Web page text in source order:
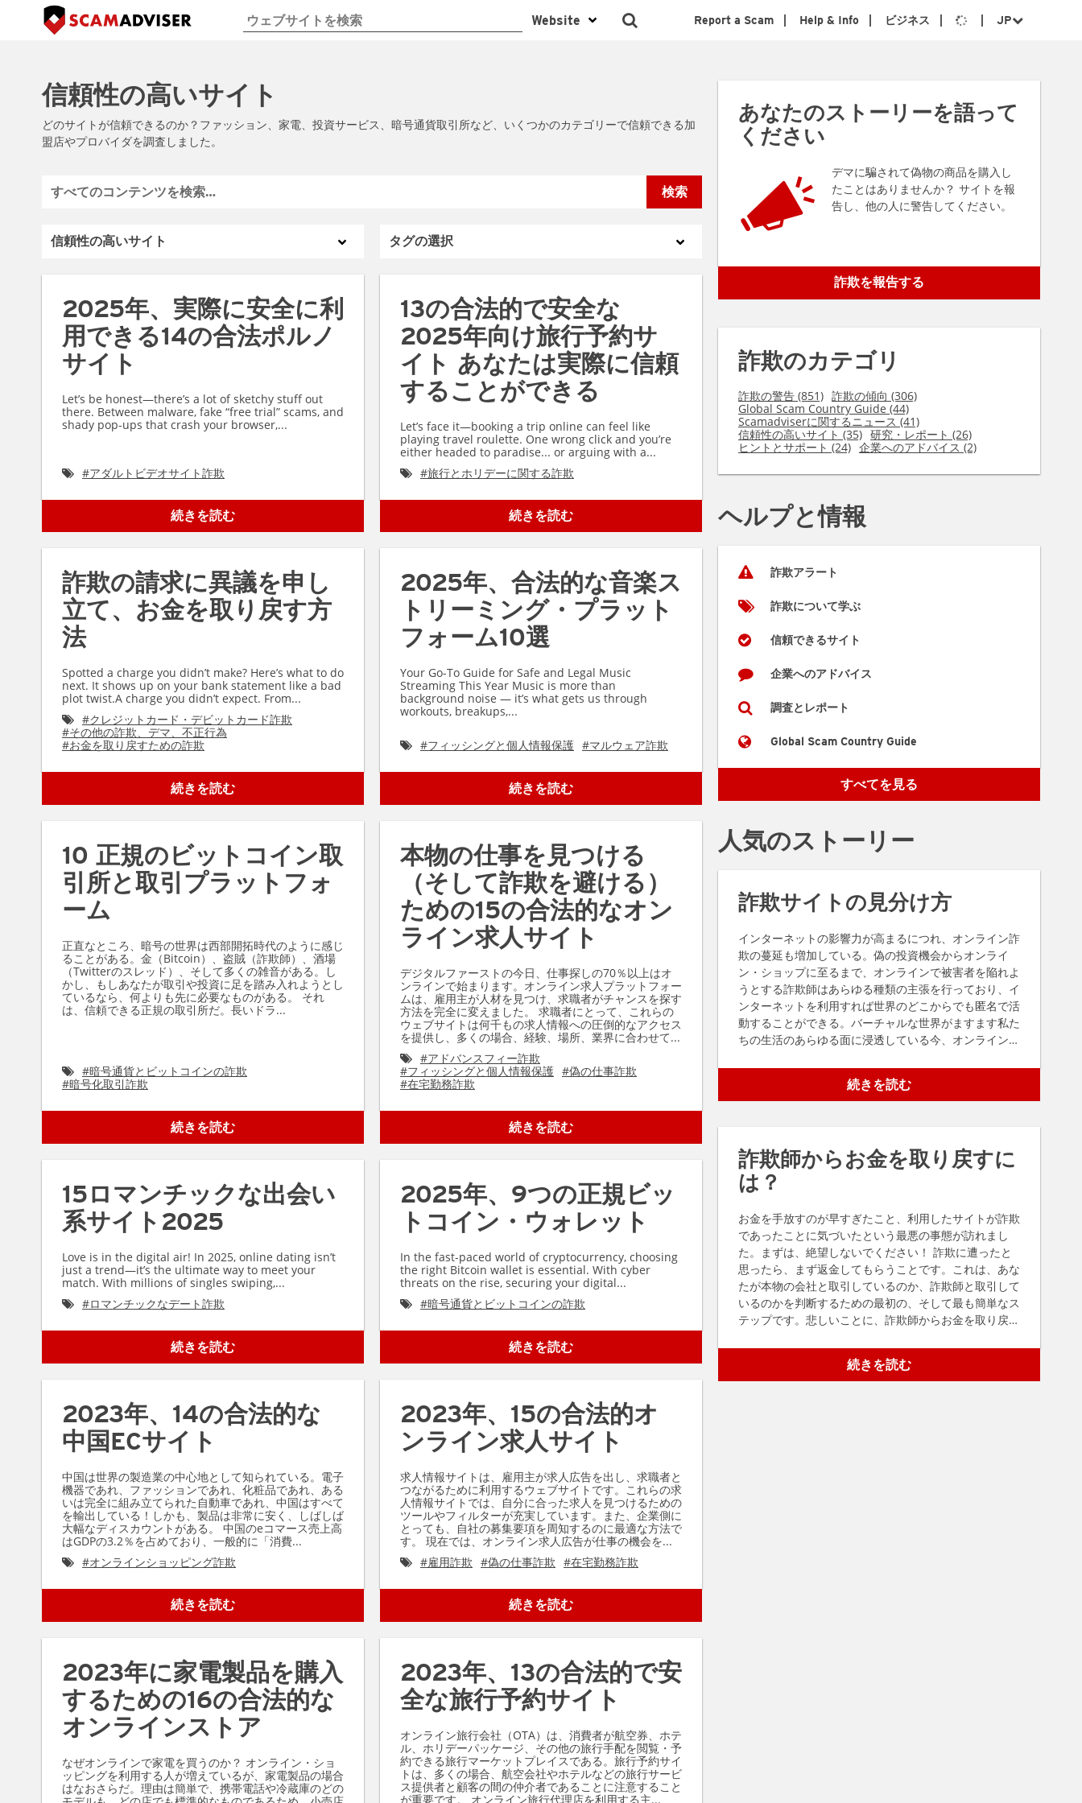
Report a Scam Help & Info ビジネス JP
信頼性の高いサイト
どのサイトが信頼できるのか？ファッション、家電、投資サービス、暗号通貨取引所など、いくつかのカテゴリーで信頼できる加
盟店やプロバイダを調査しました。
検索
2025年、実際に安全に利
用できる14の合法ポルノ
サイト
Let’s be honest—there’s a lot of sketchy stuff out
there. Between malware, fake “free trial” scams, and
shady pop-ups that crash your browser,...
#アダルトビデオサイト詐欺
続きを読む
13の合法的で安全な
2025年向け旅行予約サ
イト あなたは実際に信頼
することができる
Let’s face it—booking a trip online can feel like
playing travel roulette. One wrong click and you’re
either headed to paradise... or arguing with a...
#旅行とホリデーに関する詐欺
続きを読む
詐欺の請求に異議を申し
立て、お金を取り戻す方
法
Spotted a charge you didn’t make? Here’s what to do
next. It shows up on your bank statement like a bad
plot twist.A charge you didn’t expect. From...
#クレジットカード・デビットカード詐欺
#その他の詐欺、デマ、不正行為
#お金を取り戻すための詐欺
続きを読む
2025年、合法的な音楽ス
トリーミング・プラット
フォーム10選
Your Go-To Guide for Safe and Legal Music
Streaming This Year Music is more than
background noise — it’s what gets us through
workouts, breakups,...
#フィッシングと個人情報保護 #マルウェア詐欺
続きを読む
10 正規のビットコイン取
引所と取引プラットフォ
ーム
正直なところ、暗号の世界は西部開拓時代のように感じ
ることがある。金（Bitcoin）、盗賊（詐欺師）、酒場
（Twitterのスレッド）、そして多くの雑音がある。し
かし、もしあなたが取引や投資に足を踏み入れようとし
ているなら、何よりも先に必要なものがある。 それ
は、信頼できる正規の取引所だ。長いドラ...
#暗号通貨とビットコインの詐欺
#暗号化取引詐欺
続きを読む
本物の仕事を見つける
（そして詐欺を避ける）
ための15の合法的なオン
ライン求人サイト
デジタルファーストの今日、仕事探しの70％以上はオ
ンラインで始まります。オンライン求人プラットフォー
ムは、雇用主が人材を見つけ、求職者がチャンスを探す
方法を完全に変えました。 求職者にとって、これらの
ウェブサイトは何千もの求人情報への圧倒的なアクセス
を提供し、多くの場合、経験、場所、業界に合わせて...
#アドバンスフィー詐欺
#フィッシングと個人情報保護 #偽の仕事詐欺
#在宅勤務詐欺
続きを読む
15ロマンチックな出会い
系サイト2025
Love is in the digital air! In 2025, online dating isn’t
just a trend—it’s the ultimate way to meet your
match. With millions of singles swiping,...
#ロマンチックなデート詐欺
続きを読む
2025年、9つの正規ビッ
トコイン・ウォレット
In the fast-paced world of cryptocurrency, choosing
the right Bitcoin wallet is essential. With cyber
threats on the rise, securing your digital...
#暗号通貨とビットコインの詐欺
続きを読む
2023年、14の合法的な
中国ECサイト
中国は世界の製造業の中心地として知られている。電子
機器であれ、ファッションであれ、化粧品であれ、ある
いは完全に組み立てられた自動車であれ、中国はすべて
を輸出している！しかも、製品は非常に安く、しばしば
大幅なディスカウントがある。 中国のeコマース売上高
はGDPの3.2％を占めており、一般的に「消費...
#オンラインショッピング詐欺
続きを読む
2023年、15の合法的オ
ンライン求人サイト
求人情報サイトは、雇用主が求人広告を出し、求職者と
つながるために利用するウェブサイトです。これらの求
人情報サイトでは、自分に合った求人を見つけるための
ツールやフィルターが充実しています。また、企業側に
とっても、自社の募集要項を周知するのに最適な方法で
す。 現在では、オンライン求人広告が仕事の機会を...
#雇用詐欺 #偽の仕事詐欺 #在宅勤務詐欺
続きを読む
2023年に家電製品を購入
するための16の合法的な
オンラインストア
なぜオンラインで家電を買うのか？ オンライン・ショ
ッピングを利用する人が増えているが、家電製品の場合
はなおさらだ。理由は簡単で、携帯電話や冷蔵庫のどの
2023年、13の合法的で安
全な旅行予約サイト
オンライン旅行会社（OTA）は、消費者が航空券、ホテ
ル、ホリデーパッケージ、その他の旅行手配を閲覧・予
約できる旅行マーケットプレイスである。旅行予約サイ
トは、多くの場合、航空会社やホテルなどの旅行サービ
ス提供者と顧客の間の仲介者であることに注意すること
が重要です。 オンライン旅行代理店を利用する主...
あなたのストーリーを語って
ください
デマに騙されて偽物の商品を購入し
たことはありませんか？ サイトを報
告し、他の人に警告してください。
詐欺を報告する
詐欺のカテゴリ
詐欺の警告 (851) 詐欺の傾向 (306)
Global Scam Country Guide (44)
Scamadviserに関するニュース (41)
信頼性の高いサイト (35) 研究・レポート (26)
ヒントとサポート (24) 企業へのアドバイス (2)
ヘルプと情報
詐欺アラート
詐欺について学ぶ
信頼できるサイト
企業へのアドバイス
調査とレポート
Global Scam Country Guide
すべてを見る
人気のストーリー
詐欺サイトの見分け方
インターネットの影響力が高まるにつれ、オンライン詐
欺の蔓延も増加している。偽の投資機会からオンライ
ン・ショップに至るまで、オンラインで被害者を陥れよ
うとする詐欺師はあらゆる種類の主張を行っており、イ
ンターネットを利用すれば世界のどこからでも匿名で活
動することができる。バーチャルな世界がますます私た
ちの生活のあらゆる面に浸透している今、オンライン詐
けるのに役立ちます。 常識真実にしては良すぎる オン
欺師もこのことを知っていて、その事実を利用しようと
する。 オンライン取引があまりに良さそうに見えた
ら、よく考えてダブルチェックすること。最も簡単な方
ェックすることです。価格の差が大きい場合は、ウェブ
サイトの他の部分を再確認した方が良いかもしれませ
ん。 ソーシャルメディアリンクをチェックする 昨今、
ソーシャルメディアはeコマース・ビジネスの中核であ
り、消費者はオンライン・ショップがソーシャルメディ
ア上で存在感を示すことを期待している。詐欺師はこの
ことを知っており、ソーシャルメディアサイトのロゴを
だけを見てみると、この機能が機能していないことがよ
くある。 ソーシャルボタンは、ウェブサイトのホーム
続きを読む
詐欺師からお金を取り戻すに
は？
お金を手放すのが早すぎたこと、利用したサイトが詐欺
であったことに気づいたという最悪の事態が訪れまし
た。まずは、絶望しないでください！ 詐欺に遭ったと
思ったら、まず返金してもらうことです。これは、あな
たが本物の会社と取引しているのか、詐欺師と取引して
いるのかを判断するための最初の、そして最も簡単なス
テップです。悲しいことに、詐欺師からお金を取り戻す
師を相手にしている場合、お金を取り戻す手順（および
可能性）は、使用した支払い方法によって異なります。
続きを読む